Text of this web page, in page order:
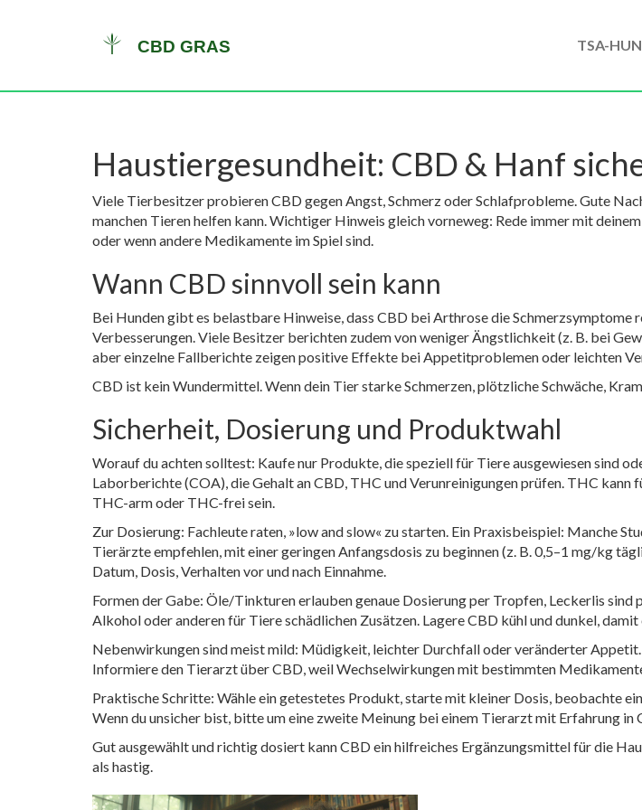
TSA-
Haustiergesundheit: CBD & Hanf
Viele Tierbesitzer probieren CBD gegen Angst, Schmerz oder Schlafprobleme. Gute
manchen Tieren helfen kann. Wichtiger Hinweis gleich vorneweg: Rede immer mit
oder wenn andere Medikamente im Spiel sind.
Wann CBD sinnvoll sein kann
Bei Hunden gibt es belastbare Hinweise, dass CBD bei Arthrose die
Verbesserungen. Viele Besitzer berichten zudem von weniger Ängstlichkeit (z. B. bei
aber einzelne Fallberichte zeigen positive Effekte bei Appetitproblemen oder leichten
CBD ist kein Wundermittel. Wenn dein Tier starke Schmerzen, plötzliche Schwäche,
Sicherheit, Dosierung und Produktwahl
Worauf du achten solltest: Kaufe nur Produkte, die speziell für Tiere ausgewiesen sind
Laborberichte (COA), die Gehalt an CBD, THC und Verunreinigungen prüfen. THC
THC-arm oder THC-frei sein.
Zur Dosierung: Fachleute raten, »low and slow« zu starten. Ein Praxisbeispiel: Manche
Tierärzte empfehlen, mit einer geringen Anfangsdosis zu beginnen (z. B. 0,5–1 mg/kg
Datum, Dosis, Verhalten vor und nach Einnahme.
Formen der Gabe: Öle/Tinkturen erlauben genaue Dosierung per Tropfen, Leckerlis
Alkohol oder anderen für Tiere schädlichen Zusätzen. Lagere CBD kühl und dunkel,
Nebenwirkungen sind meist mild: Müdigkeit, leichter Durchfall oder veränderter
Informiere den Tierarzt über CBD, weil Wechselwirkungen mit bestimmten
Praktische Schritte: Wähle ein getestetes Produkt, starte mit kleiner Dosis, beobachte
Wenn du unsicher bist, bitte um eine zweite Meinung bei einem Tierarzt mit Erfahrung in
Gut ausgewählt und richtig dosiert kann CBD ein hilfreiches Ergänzungsmittel für die
als hastig.